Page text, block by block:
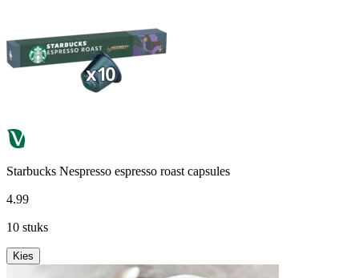
Starbucks Nespresso espresso roast capsules
4.99
10 stuks
Kies